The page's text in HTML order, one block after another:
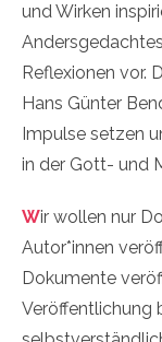
und Wirken
Reflexionen vor.
Hans Günter
Impulse setzen
in der Gott- und
Wir wollen nur
Autor*innen
Dokumente
Veröffentlichung